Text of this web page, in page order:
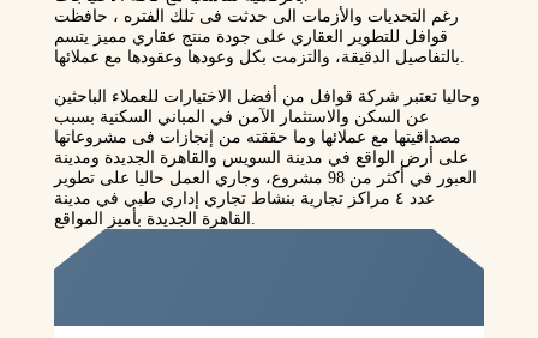
رغم التحديات والأزمات الى حدثت فى تلك الفتره ، حافظت
قوافل للتطوير العقاري على جودة منتج عقاري مميز يتسم
وحاليا تعتبر شركة قوافل من أفضل الاختيارات للعملاء الباحثين
عن السكن والاستثمار الآمن في المباني السكنية بسبب
مصداقيتها مع عملائها وما حققته من إنجازات فى مشروعاتها
على أرض الواقع في مدينة السويس والقاهرة الجديدة ومدينة
العبور في أكثر من 98 مشروع، وجاري العمل حاليا على تطوير
عدد ٤ مراكز تجارية بنشاط تجاري إداري طبي في مدينة